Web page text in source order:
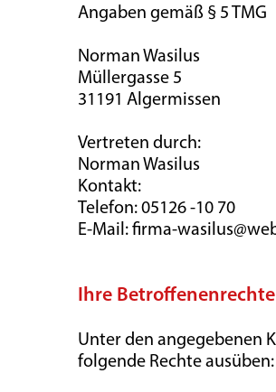
Angaben gemäß § 5 TMG
Norman Wasilus
Müllergasse 5
31191 Algermissen
Vertreten durch:
Norman Wasilus
Kontakt:
Telefon: 05126 -10 70
E-Mail: firma-
Ihre Betroffenenrechte
Unter den angegebenen
folgende Rechte ausüben: